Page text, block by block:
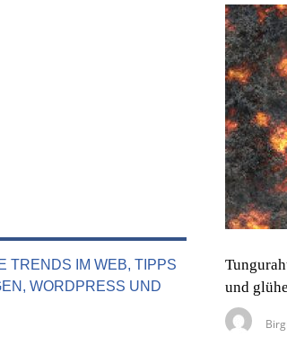
und
TRENDS IM WEB, TIPPS
WORDPRESS UND